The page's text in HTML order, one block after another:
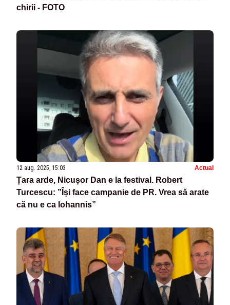
chirii - FOTO
12 aug. 2025, 15:03 Actual
Țara arde, Nicușor Dan e la festival. Robert
Turcescu: ”Își face campanie de PR. Vrea să arate
că nu e ca Iohannis”